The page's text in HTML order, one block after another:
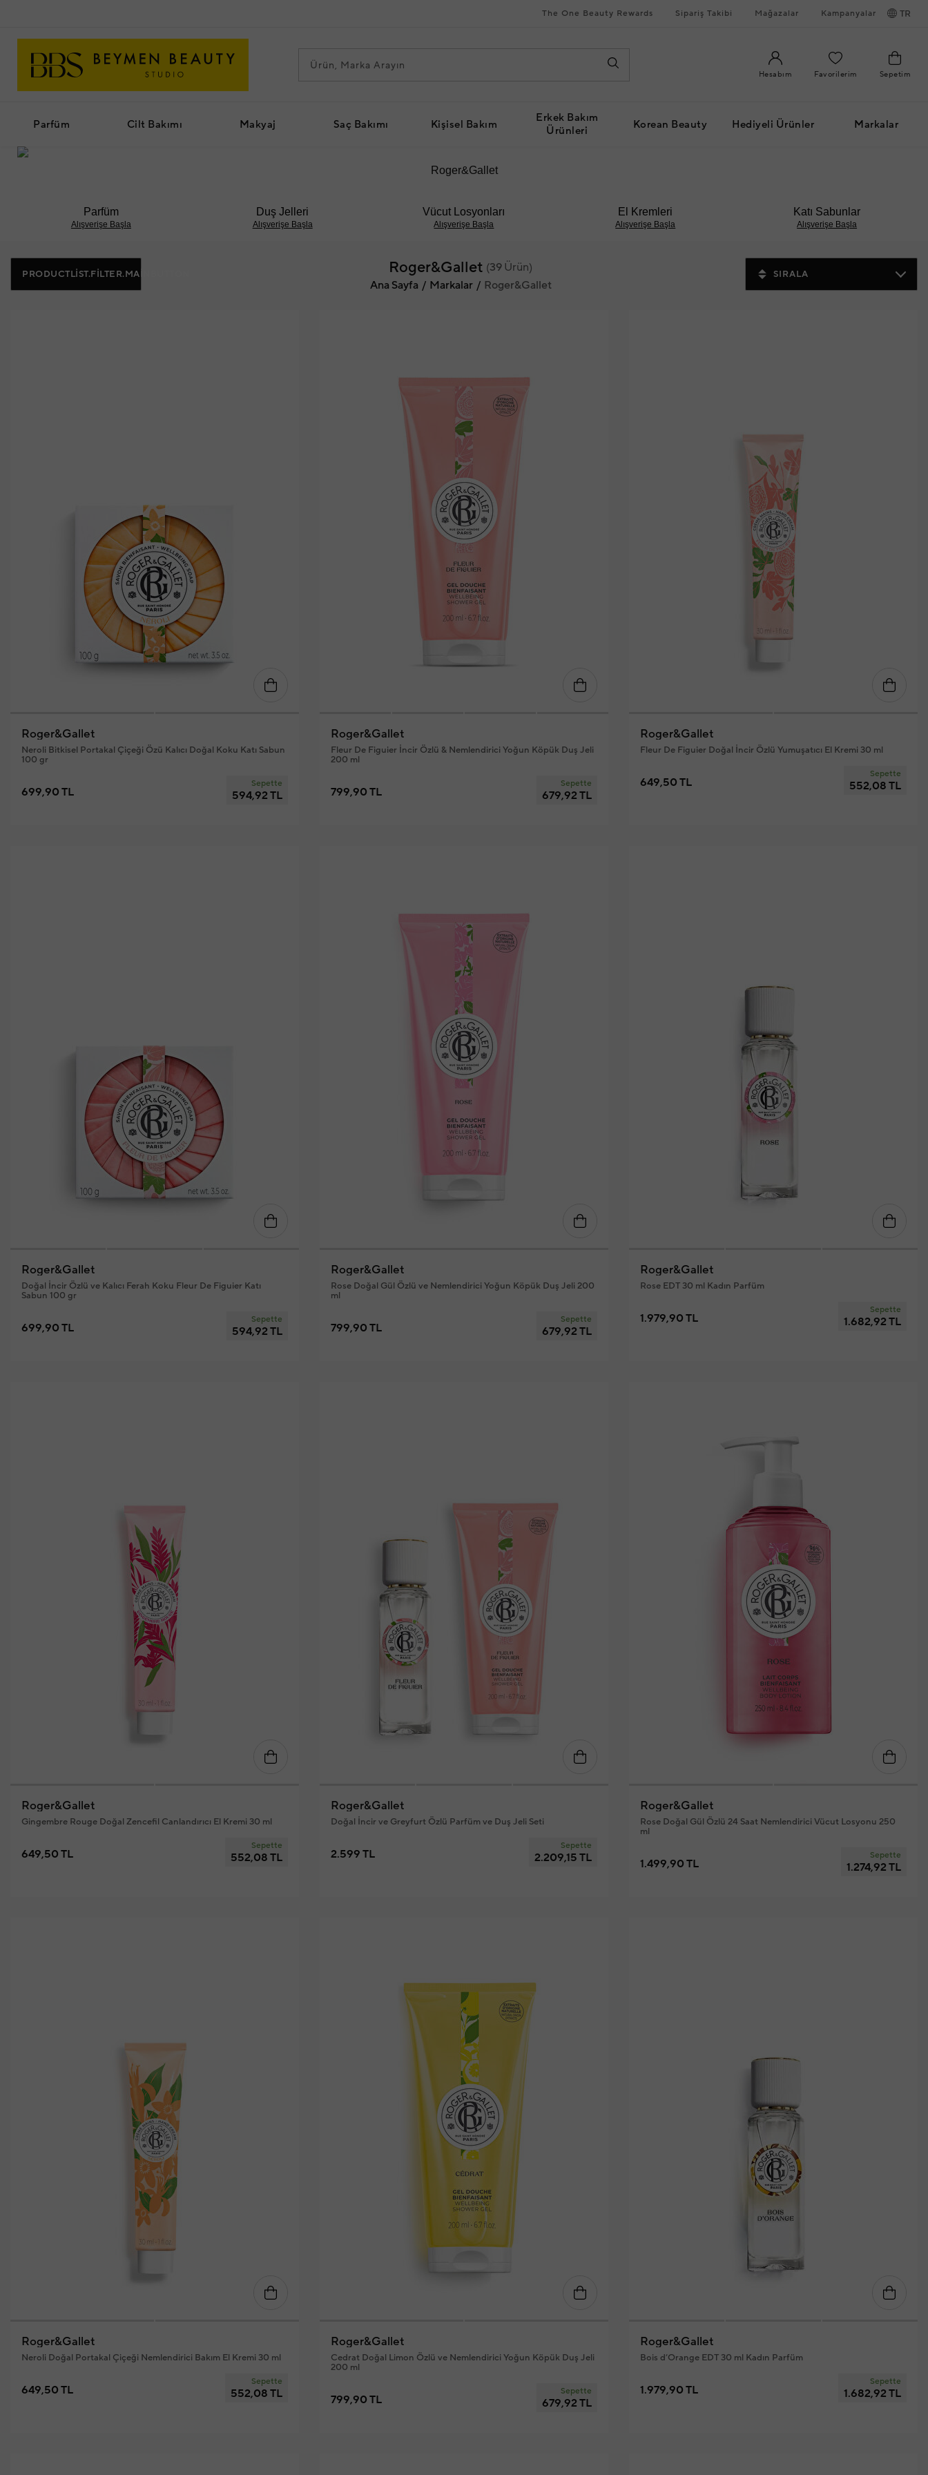
The One Beauty Rewards Sipariş Takibi Mağazalar Kampanyalar TR
Hesabım Favorilerim Sepetim
Parfüm Cilt Bakımı Makyaj Saç Bakımı Kişisel Bakım
Erkek Bakım
Ürünleri
Korean Beauty Hediyeli Ürünler Markalar
Roger&Gallet
Parfüm
Alışverişe Başla
Duş Jelleri
Alışverişe Başla
Vücut Losyonları
Alışverişe Başla
El Kremleri
Alışverişe Başla
Katı Sabunlar
Alışverişe Başla
PRODUCTLIST.FILTER.MAINBUTTON Roger&Gallet (39 Ürün)
Ana Sayfa
Markalar Roger&Gallet
SIRALA
Roger&Gallet
Neroli Bitkisel Portakal Çiçeği Özü Kalıcı Doğal Koku Katı Sabun
100 gr
699,90 TL
Sepette
594,92 TL
Roger&Gallet
Fleur De Figuier İncir Özlü & Nemlendirici Yoğun Köpük Duş Jeli
200 ml
799,90 TL
Sepette
679,92 TL
Roger&Gallet
Fleur De Figuier Doğal İncir Özlü Yumuşatıcı El Kremi 30 ml
649,50 TL
Sepette
552,08 TL
Roger&Gallet
Doğal İncir Özlü ve Kalıcı Ferah Koku Fleur De Figuier Katı
Sabun 100 gr
699,90 TL
Sepette
594,92 TL
Roger&Gallet
Rose Doğal Gül Özlü ve Nemlendirici Yoğun Köpük Duş Jeli 200
ml
799,90 TL
Sepette
679,92 TL
Roger&Gallet
Rose EDT 30 ml Kadın Parfüm
1.979,90 TL
Sepette
1.682,92 TL
Roger&Gallet
Gingembre Rouge Doğal Zencefil Canlandırıcı El Kremi 30 ml
649,50 TL
Sepette
552,08 TL
Roger&Gallet
Doğal İncir ve Greyfurt Özlü Parfüm ve Duş Jeli Seti
2.599 TL
Sepette
2.209,15 TL
Roger&Gallet
Rose Doğal Gül Özlü 24 Saat Nemlendirici Vücut Losyonu 250
ml
1.499,90 TL
Sepette
1.274,92 TL
Roger&Gallet
Neroli Doğal Portakal Çiçeği Nemlendirici Bakım El Kremi 30 ml
649,50 TL
Sepette
552,08 TL
Roger&Gallet
Cedrat Doğal Limon Özlü ve Nemlendirici Yoğun Köpük Duş Jeli
200 ml
799,90 TL
Sepette
679,92 TL
Roger&Gallet
Bois d’Orange EDT 30 ml Kadın Parfüm
1.979,90 TL
Sepette
1.682,92 TL